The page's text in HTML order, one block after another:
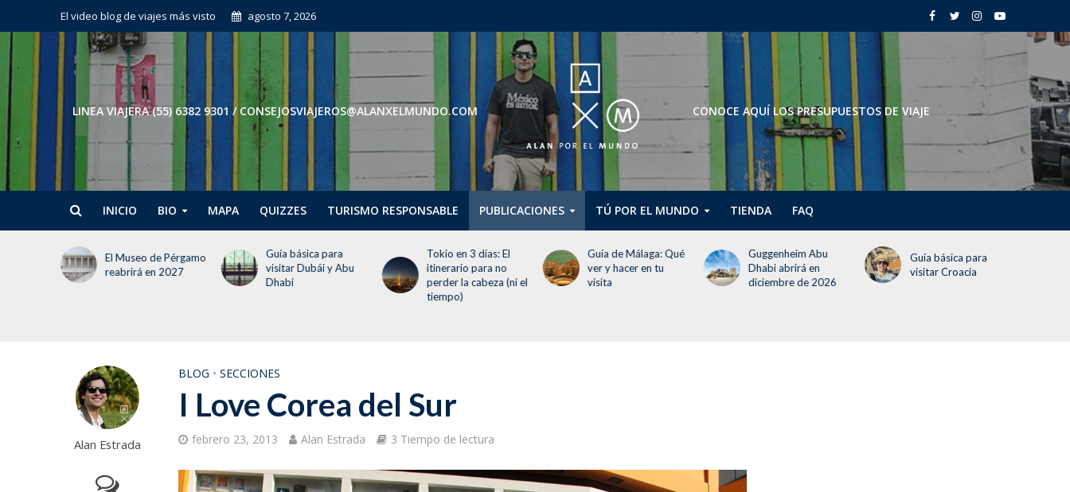
El video blog de viajes más visto agosto 7, 2026
LINEA VIAJERA (55) 6382 9301 / CONSEJOSVIAJEROS@ALANXELMUNDO.COM CONOCE AQUÍ LOS PRESUPUESTOS DE VIAJE
INICIO BIO MAPA QUIZZES TURISMO RESPONSABLE PUBLICACIONES TÚ POR EL MUNDO TIENDA FAQ
Guía básica para
visitar Dubái y Abu
Tokio en 3 días: El
itinerario para no
perder la cabeza (ni el
Guía de Málaga: Qué
ver y hacer en tu
visita
Guggenheim Abu
Dhabi abrirá en
diciembre de 2026
Guía básica para
visitar Croacia
Todo lo que deben
saber del Festival del
Alan Estrada
BLOG • SECCIONES
I Love Corea del Sur
febrero 23, 2013 Alan Estrada 3 Tiempo de lectura